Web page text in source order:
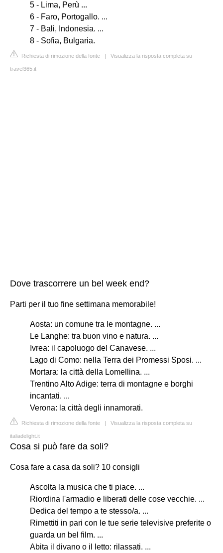
5 - Lima, Perù ...
6 - Faro, Portogallo. ...
7 - Bali, Indonesia. ...
8 - Sofia, Bulgaria.
Richiesta di rimozione della fonte | Visualizza la risposta completa su
travel365.it
Dove trascorrere un bel week end?
Parti per il tuo fine settimana memorabile!
Aosta: un comune tra le montagne. ...
Le Langhe: tra buon vino e natura. ...
Ivrea: il capoluogo del Canavese. ...
Lago di Como: nella Terra dei Promessi Sposi. ...
Mortara: la città della Lomellina. ...
Trentino Alto Adige: terra di montagne e borghi
incantati. ...
Verona: la città degli innamorati.
Richiesta di rimozione della fonte | Visualizza la risposta completa su
italiadelight.it
Cosa si può fare da soli?
Cosa fare a casa da soli? 10 consigli
Ascolta la musica che ti piace. ...
Riordina l'armadio e liberati delle cose vecchie. ...
Dedica del tempo a te stesso/a. ...
Rimettiti in pari con le tue serie televisive preferite o
guarda un bel film. ...
Abita il divano o il letto: rilassati. ...